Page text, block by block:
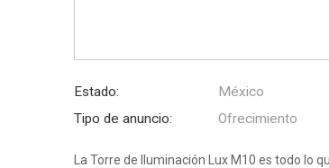
Estado: México
Tipo de anuncio:
Ofrecimiento
La Torre de Iluminación Lux M10 es todo lo